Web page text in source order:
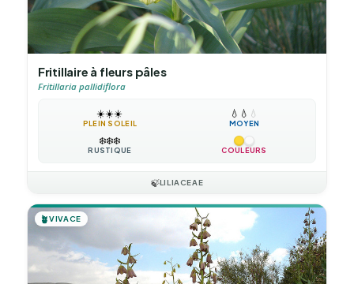
Fritillaire à fleurs pâles
Fritillaria pallidiflora
☀️☀️☀️
PLEIN SOLEIL
💧 💧 💧
MOYEN
❄️❄️❄️
RUSTIQUE COULEURS
🍃LILIACEAE
🪴VIVACE